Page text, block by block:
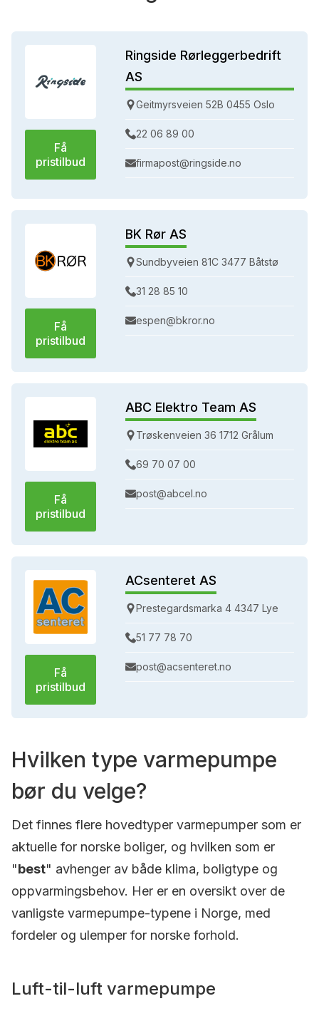
Få
pristilbud
Ringside Rørleggerbedrift
AS
Geitmyrsveien 52B 0455 Oslo
22 06 89 00
firmapost@ringside.no
Få
pristilbud
BK Rør AS
Sundbyveien 81C 3477 Båtstø
31 28 85 10
espen@bkror.no
Få
pristilbud
ABC Elektro Team AS
Trøskenveien 36 1712 Grålum
69 70 07 00
post@abcel.no
Få
pristilbud
ACsenteret AS
Prestegardsmarka 4 4347 Lye
51 77 78 70
post@acsenteret.no
Hvilken type varmepumpe
bør du velge?
Det finnes flere hovedtyper varmepumper som er
aktuelle for norske boliger, og hvilken som er
"best" avhenger av både klima, boligtype og
oppvarmingsbehov. Her er en oversikt over de
vanligste varmepumpe-typene i Norge, med
fordeler og ulemper for norske forhold.
Luft-til-luft varmepumpe